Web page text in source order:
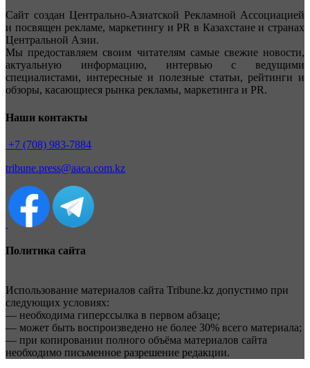
Сайт создан Центрально-Азиатской Рекламной Ассоциацией
и посвящен рекламе, маркетингу и PR в Казахстане и странах
Центральной Азии.
Мы предоставляем своим читателям самые свежие новости,
актуальную информацию, интервью с ведущими
специалистами, интересные и полезные статьи, рейтинги и
обзоры, касающиеся рынка рекламы, маркетинга и PR.
Наши контакты
+7 (708) 983-7884
tribune.press@aaca.com.kz
Политика сайта
Использование материалов сайта Tribune.kz допустимо при
следующих условиях:
— необходима гиперссылка в первом абзаце;
— может быть воспроизведено не более 30% всего материала;
— при копировании полного объёма материалов сайта
необходимо письменное разрешение редакции.